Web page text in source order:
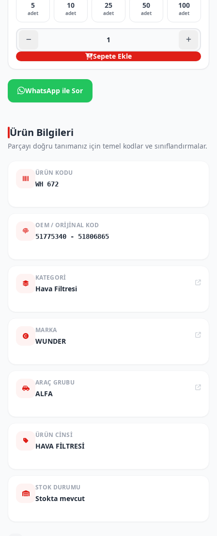
5
adet
10
adet
25
adet
50
adet
100
adet
Sepete Ekle
WhatsApp ile Sor
Ürün Bilgileri
Parçayı doğru tanımanız için temel kodlar ve sınıflandırmalar.
ÜRÜN KODU
WH 672
OEM / ORIJINAL KOD
51775340 - 51806865
KATEGORI
Hava Filtresi
MARKA
WUNDER
ARAÇ GRUBU
ALFA
ÜRÜN CINSI
HAVA FİLTRESİ
STOK DURUMU
Stokta mevcut